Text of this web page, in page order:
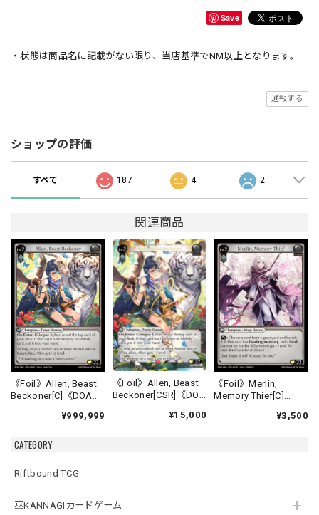
CATEGORY
Riftbound TCG
巫KANNAGIカードゲーム
Save
・状態は商品名に記載がない限り、当店基準でNM以上となります。
通報する
ショップの評価
すべて 187 4 2
関連商品
《Foil》Allen, Beast
Beckoner[C]《DOA
¥999,999
《Foil》Allen, Beast
Beckoner[CSR]《DOA
¥15,000
《Foil》Merlin,
Memory Thief[C]
¥3,500